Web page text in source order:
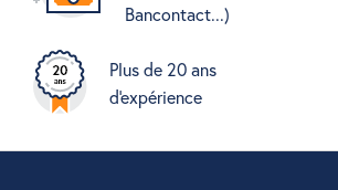
Bancontact...)
Plus de 20 ans
d'expérience